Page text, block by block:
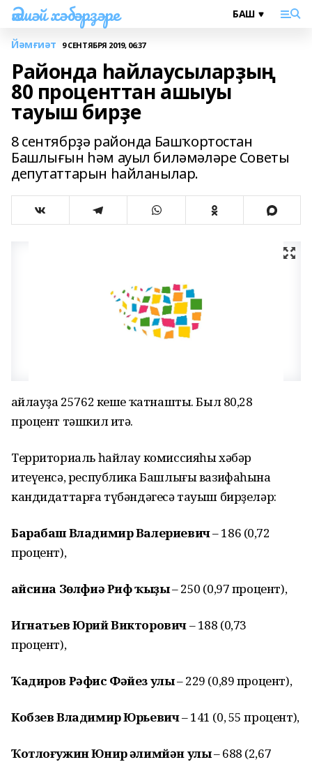
Әлшәй хәбәрҙәре
Йәмғиәт 9 СЕНТЯБРЯ 2019, 06:37
Районда һайлаусыларҙың
80 проценттан ашыуы
тауыш бирҙе
8 сентябрҙә районда Башҡортостан
Башлығын һәм ауыл биләмәләре Советы
депутаттарын һайланылар.
Һайлауҙа 25762 кеше ҡатнашты. Был 80,28
процент тәшкил итә.
Территориаль һайлау комиссияһы хәбәр
итеүенсә, республика Башлығы вазифаһына
кандидаттарға түбәндәгесә тауыш бирҙеләр:
Барабаш Владимир Валериевич– 186 (0,72
процент),
Ғайсина Зөлфиә Риф ҡыҙы– 250 (0,97 процент),
Игнатьев Юрий Викторович– 188 (0,73
процент),
Ҡадиров Рәфис Фәйез улы– 229 (0,89 процент),
Кобзев Владимир Юрьевич– 141 (0, 55 процент),
Ҡотлоғужин Юнир Ғәлимйән улы– 688 (2,67